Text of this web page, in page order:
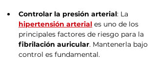
Controlar la presión arterial: La
hipertensión arterial es uno de los
principales factores de riesgo para la
fibrilación auricular. Mantenerla bajo
control es fundamental.